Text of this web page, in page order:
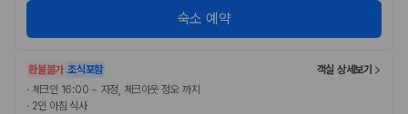
숙소 예약
환불불가 조식포함
객실 상세보기
· 체크인 16:00 ~ 자정, 체크아웃 정오 까지
· 2인 아침 식사